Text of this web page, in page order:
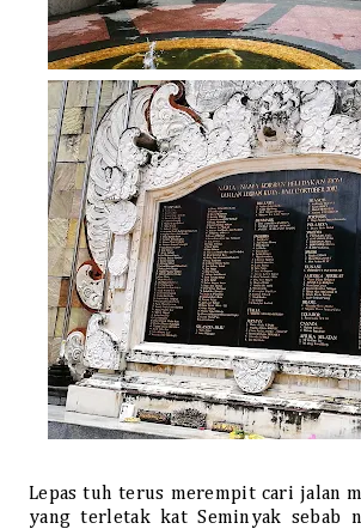
Lepas tuh terus merempit cari jalan
yang terletak kat Seminyak sebab